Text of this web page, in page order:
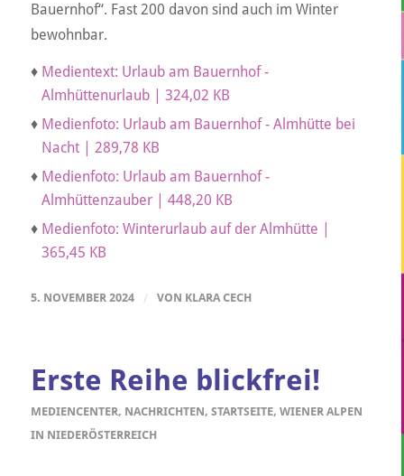
Bauernhof“. Fast 200 davon sind auch im Winter
bewohnbar.
♦ Medientext: Urlaub am Bauernhof -
Almhüttenurlaub | 324,02 KB
♦ Medienfoto: Urlaub am Bauernhof - Almhütte bei
Nacht | 289,78 KB
♦ Medienfoto: Urlaub am Bauernhof -
Almhüttenzauber | 448,20 KB
♦ Medienfoto: Winterurlaub auf der Almhütte |
365,45 KB
5. NOVEMBER 2024 / VON KLARA CECH
Erste Reihe blickfrei!
MEDIENCENTER, NACHRICHTEN, STARTSEITE, WIENER ALPEN
IN NIEDERÖSTERREICH